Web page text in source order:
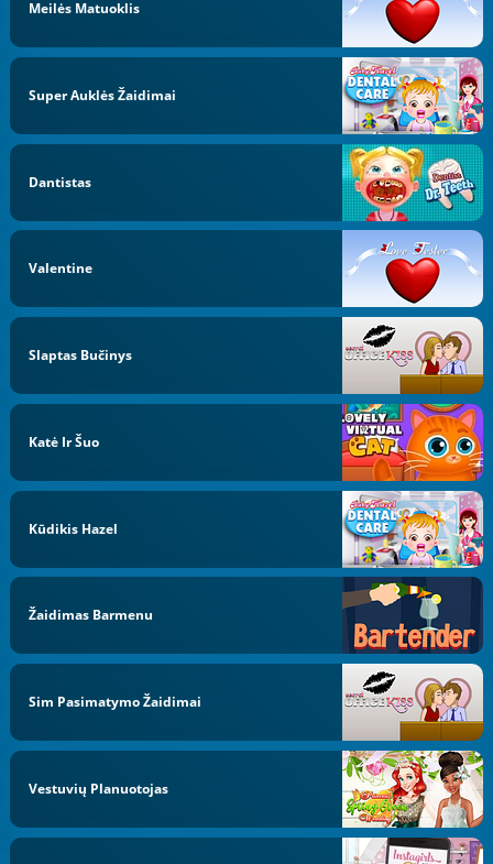
Meilės Matuoklis
Super Auklės Žaidimai
Dantistas
Valentine
Slaptas Bučinys
Katė Ir Šuo
Kūdikis Hazel
Žaidimas Barmenu
Sim Pasimatymo Žaidimai
Vestuvių Planuotojas